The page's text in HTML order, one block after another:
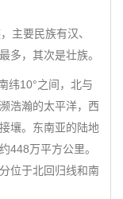
要民族有汉、
多，其次是壮族。
10°之间，北与
浩瀚的太平洋，西
壤。东南亚的陆地
448万平方公里。
位于北回归线和南